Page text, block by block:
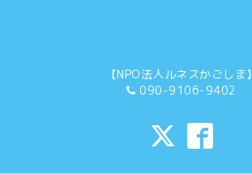
【NPO法人ルネスかごしま】
090-9106-9402